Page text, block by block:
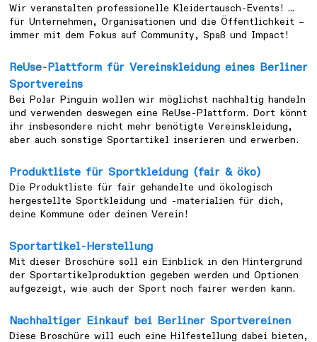
Wir veranstalten professionelle Kleidertausch-Events! …
für Unternehmen, Organisationen und die Öffentlichkeit –
immer mit dem Fokus auf Community, Spaß und Impact!
ReUse-Plattform für Vereinskleidung eines Berliner
Sportvereins
Bei Polar Pinguin wollen wir möglichst nachhaltig handeln
und verwenden deswegen eine ReUse-Plattform. Dort könnt
ihr insbesondere nicht mehr benötigte Vereinskleidung,
aber auch sonstige Sportartikel inserieren und erwerben.
Produktliste für Sportkleidung (fair & öko)
Die Produktliste für fair gehandelte und ökologisch
hergestellte Sportkleidung und -materialien für dich,
deine Kommune oder deinen Verein!
Sportartikel-Herstellung
Mit dieser Broschüre soll ein Einblick in den Hintergrund
der Sportartikelproduktion gegeben werden und Optionen
aufgezeigt, wie auch der Sport noch fairer werden kann.
Nachhaltiger Einkauf bei Berliner Sportvereinen
Diese Broschüre will euch eine Hilfestellung dabei bieten,